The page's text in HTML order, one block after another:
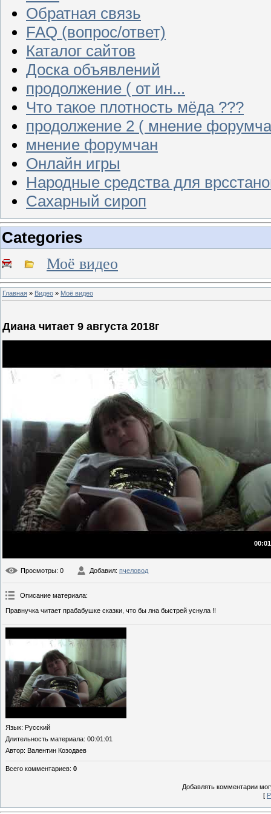
Обратная связь
FAQ (вопрос/ответ)
Каталог сайтов
Доска объявлений
продолжение ( от ин...
Что такое плотность мёда ???
продолжение 2 ( мнение
мнение форумчан
Онлайн игры
Народные средства для
Сахарный сироп
Categories
Моё видео
Главная » Видео » Моё видео
Диана читает 9 августа 2018г
Просмотры: 0 Добавил: пчеловод
Описание материала:
Правнучка читает прабабушке сказки, что бы лна быстрей уснула !!
Язык: Русский
Длительность материала: 00:01:01
Автор: Валентин Козодаев
Всего комментариев: 0
Добавлять комментарии
[